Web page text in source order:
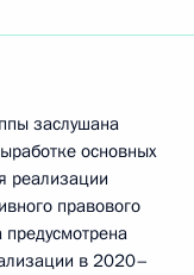
заслушана
основных
реализации
правового
в 2020–